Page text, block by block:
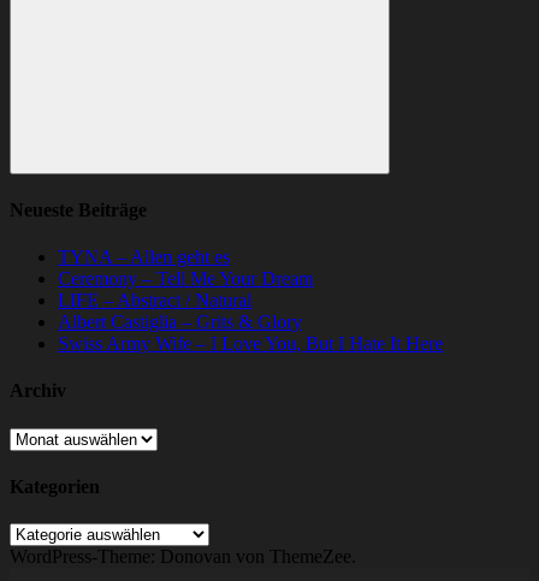
Suchen
Neueste Beiträge
TYNA – Allen geht es
Ceremony – Tell Me Your Dream
LIFE – Abstract / Natural
Albert Castiglia – Grits & Glory
Swiss Army Wife – I Love You, But I Hate It Here
Archiv
Archiv
Kategorien
Kategorien
WordPress-Theme: Donovan von ThemeZee.